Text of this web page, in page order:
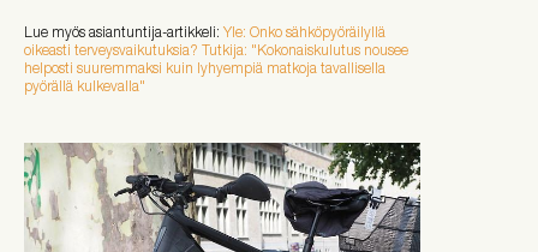
Lue myös asiantuntija-artikkeli: Yle: Onko sähköpyöräilyllä
oikeasti terveysvaikutuksia? Tutkija: "Kokonaiskulutus nousee
helposti suuremmaksi kuin lyhyempiä matkoja tavallisella
pyörällä kulkevalla"